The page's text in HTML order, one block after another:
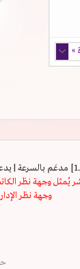
»
يُمثل وجهة نظر
وجهة نظر